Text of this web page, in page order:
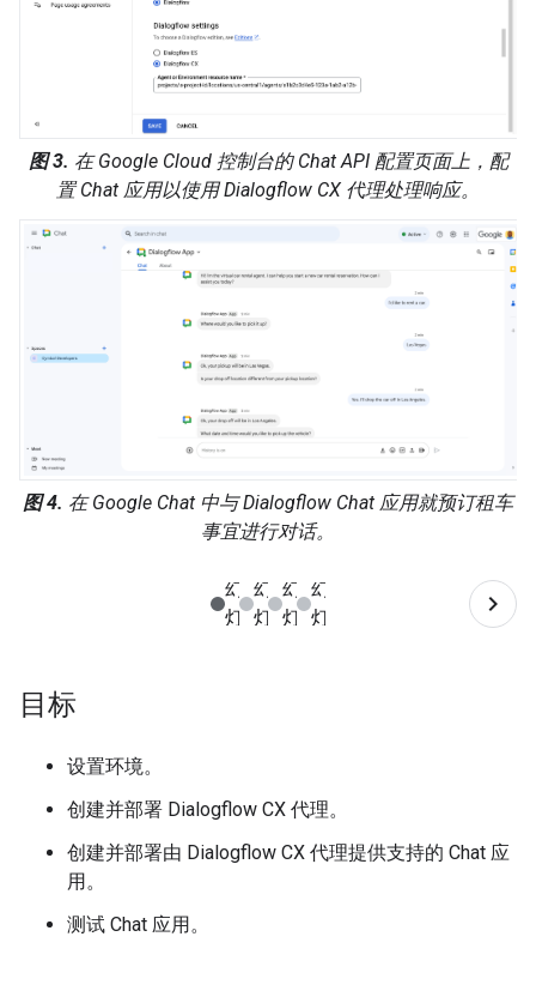
图 3. 在 Google Cloud 控制台的 Chat API 配置页面上，配
置 Chat 应用以使用 Dialogflow CX 代理处理响应。
图 4. 在 Google Chat 中与 Dialogflow Chat 应用就预订租车
事宜进行对话。
目标
设置环境。
创建并部署 Dialogflow CX 代理。
创建并部署由 Dialogflow CX 代理提供支持的 Chat 应
用。
测试 Chat 应用。